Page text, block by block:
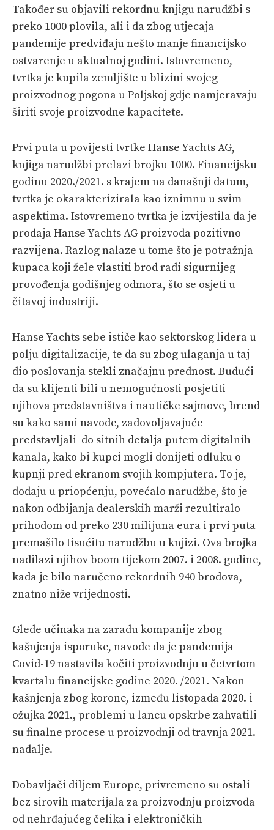
Također su objavili rekordnu knjigu narudžbi s
preko 1000 plovila, ali i da zbog utjecaja
pandemije predviđaju nešto manje financijsko
ostvarenje u aktualnoj godini. Istovremeno,
tvrtka je kupila zemljište u blizini svojeg
proizvodnog pogona u Poljskoj gdje namjeravaju
širiti svoje proizvodne kapacitete.
Prvi puta u povijesti tvrtke Hanse Yachts AG,
knjiga narudžbi prelazi brojku 1000. Financijsku
godinu 2020./2021. s krajem na današnji datum,
tvrtka je okarakterizirala kao iznimnu u svim
aspektima. Istovremeno tvrtka je izvijestila da je
prodaja Hanse Yachts AG proizvoda pozitivno
razvijena. Razlog nalaze u tome što je potražnja
kupaca koji žele vlastiti brod radi sigurnijeg
provođenja godišnjeg odmora, što se osjeti u
čitavoj industriji.
Hanse Yachts sebe ističe kao sektorskog lidera u
polju digitalizacije, te da su zbog ulaganja u taj
dio poslovanja stekli značajnu prednost. Budući
da su klijenti bili u nemogućnosti posjetiti
njihova predstavništva i nautičke sajmove, brend
su kako sami navode, zadovoljavajuće
predstavljali do sitnih detalja putem digitalnih
kanala, kako bi kupci mogli donijeti odluku o
kupnji pred ekranom svojih kompjutera. To je,
dodaju u priopćenju, povećalo narudžbe, što je
nakon odbijanja dealerskih marži rezultiralo
prihodom od preko 230 milijuna eura i prvi puta
premašilo tisućitu narudžbu u knjizi. Ova brojka
nadilazi njihov boom tijekom 2007. i 2008. godine,
kada je bilo naručeno rekordnih 940 brodova,
znatno niže vrijednosti.
Glede učinaka na zaradu kompanije zbog
kašnjenja isporuke, navode da je pandemija
Covid-19 nastavila kočiti proizvodnju u četvrtom
kvartalu financijske godine 2020. /2021. Nakon
kašnjenja zbog korone, između listopada 2020. i
ožujka 2021., problemi u lancu opskrbe zahvatili
su finalne procese u proizvodnji od travnja 2021.
nadalje.
Dobavljači diljem Europe, privremeno su ostali
bez sirovih materijala za proizvodnju proizvoda
od nehrđajućeg čelika i elektroničkih